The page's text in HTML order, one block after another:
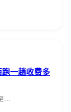
一趟收费多
…